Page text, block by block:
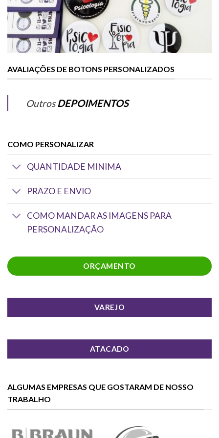
AVALIAÇÕES DE BOTONS PERSONALIZADOS
OutrosDEPOIMENTOS
COMO PERSONALIZAR
QUANTIDADE MINIMA
PRAZO E ENVIO
COMO MANDAR AS IMAGENS PARA
PERSONALIZAÇÃO
ORÇAMENTO
VAREJO
ATACADO
ALGUMAS EMPRESAS QUE GOSTARAM DE NOSSO
TRABALHO